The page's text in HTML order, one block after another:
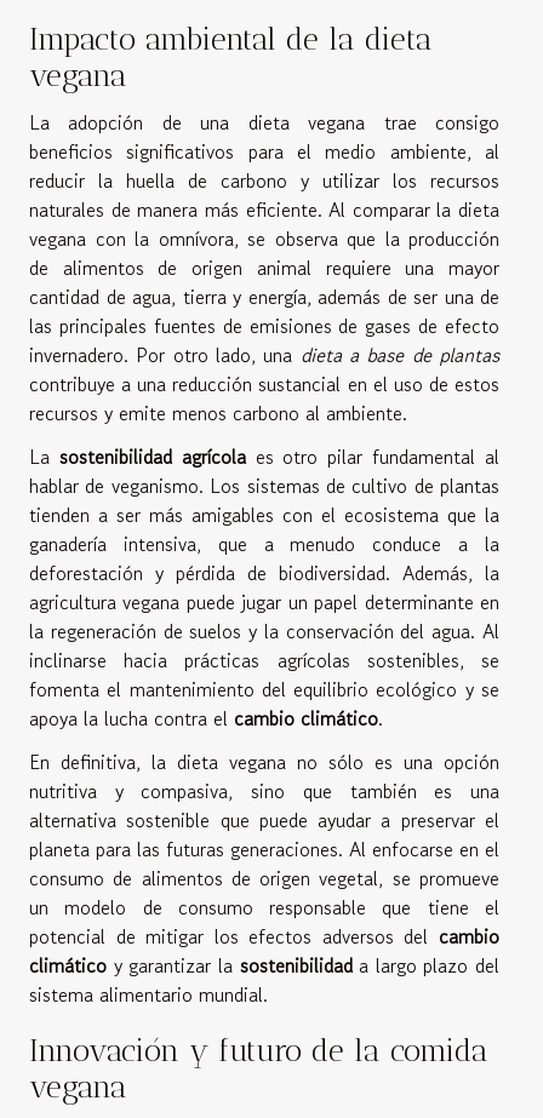
Impacto ambiental de la dieta
vegana
La adopción de una dieta vegana trae consigo
beneficios significativos para el medio ambiente, al
reducir la huella de carbono y utilizar los recursos
naturales de manera más eficiente. Al comparar la dieta
vegana con la omnívora, se observa que la producción
de alimentos de origen animal requiere una mayor
cantidad de agua, tierra y energía, además de ser una de
las principales fuentes de emisiones de gases de efecto
invernadero. Por otro lado, una dieta a base de plantas
contribuye a una reducción sustancial en el uso de estos
recursos y emite menos carbono al ambiente.
La sostenibilidad agrícolaes otro pilar fundamental al
hablar de veganismo. Los sistemas de cultivo de plantas
tienden a ser más amigables con el ecosistema que la
ganadería intensiva, que a menudo conduce a la
deforestación y pérdida de biodiversidad. Además, la
agricultura vegana puede jugar un papel determinante en
la regeneración de suelos y la conservación del agua. Al
inclinarse hacia prácticas agrícolas sostenibles, se
fomenta el mantenimiento del equilibrio ecológico y se
apoya la lucha contra el cambio climático.
En definitiva, la dieta vegana no sólo es una opción
nutritiva y compasiva, sino que también es una
alternativa sostenible que puede ayudar a preservar el
planeta para las futuras generaciones. Al enfocarse en el
consumo de alimentos de origen vegetal, se promueve
un modelo de consumo responsable que tiene el
potencial de mitigar los efectos adversos del cambio
climático y garantizar la sostenibilidada largo plazo del
sistema alimentario mundial.
Innovación y futuro de la comida
vegana